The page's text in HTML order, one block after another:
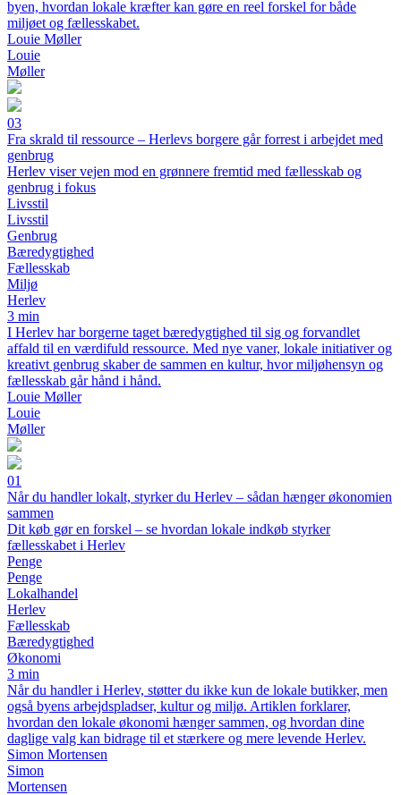
byen, hvordan lokale kræfter kan gøre en reel forskel for både
miljøet og fællesskabet.
Louie Møller
Louie
Møller
03
Fra skrald til ressource – Herlevs borgere går forrest i arbejdet med
genbrug
Herlev viser vejen mod en grønnere fremtid med fællesskab og
genbrug i fokus
Livsstil
Livsstil
Genbrug
Bæredygtighed
Fællesskab
Miljø
Herlev
3 min
I Herlev har borgerne taget bæredygtighed til sig og forvandlet
affald til en værdifuld ressource. Med nye vaner, lokale initiativer og
kreativt genbrug skaber de sammen en kultur, hvor miljøhensyn og
fællesskab går hånd i hånd.
Louie Møller
Louie
Møller
01
Når du handler lokalt, styrker du Herlev – sådan hænger økonomien
sammen
Dit køb gør en forskel – se hvordan lokale indkøb styrker
fællesskabet i Herlev
Penge
Penge
Lokalhandel
Herlev
Fællesskab
Bæredygtighed
Økonomi
3 min
Når du handler i Herlev, støtter du ikke kun de lokale butikker, men
også byens arbejdspladser, kultur og miljø. Artiklen forklarer,
hvordan den lokale økonomi hænger sammen, og hvordan dine
daglige valg kan bidrage til et stærkere og mere levende Herlev.
Simon Mortensen
Simon
Mortensen